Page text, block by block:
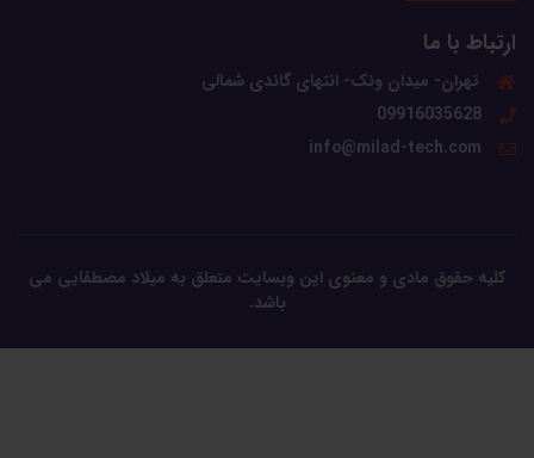
ارتباط با ما
تهران- میدان ونک- انتهای گاندی شمالی
09916035628
info@milad-tech.com
کلیه حقوق مادی و معنوی این وبسایت متعلق به میلاد مصطفایی می
باشد.